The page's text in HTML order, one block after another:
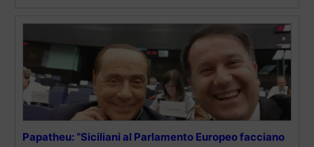
Papatheu: “Siciliani al Parlamento Europeo facciano